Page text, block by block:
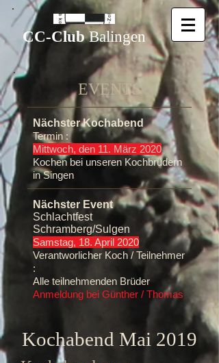
CC-ClubBalingen
EVENTS​
Nächster Kochabend
Termin :
Mittwoch, den 11. März 2020
Kochen bei unseren Kochbrüdern
in Singen
Nächster Event
Schlachtfest
Schramberg/Sulgen
Samstag, 18. April 2020
Verantworlicher Koch / Teilnehmer
:
Alle teilnehmenden Brüder
Anmeldung bei Günther / Thomas
Kochabend Mai 2019